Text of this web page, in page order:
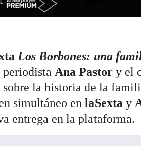
Los Borbones: una
Ana Pastory el
sobre la historia de la
simultáneo enlaSextay
entrega en la plataforma.